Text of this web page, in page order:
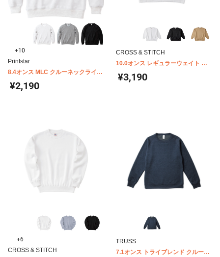
+10
Printstar
8.4オンス MLC クルーネックライト
トレーナー キッズ 00219-MLC
¥2,190
CROSS & STITCH
10.0オンス レギュラーウェイト ビ
ッグシルエット スウェットシャツ
SB2280
¥3,190
+6
CROSS & STITCH
TRUSS
7.1オンス トライブレンド クルーネ